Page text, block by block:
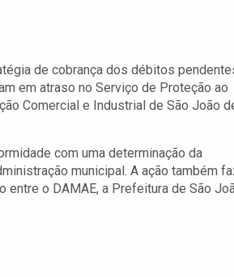
de cobrança dos débitos
em atraso no Serviço de Proteção ao
Comercial e Industrial de São João
com uma determinação da
municipal. A ação também
entre o DAMAE, a Prefeitura de São